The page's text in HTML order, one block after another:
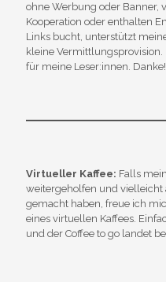
ohne Werbung oder Banner,
Kooperation oder enthalten
Links bucht, unterstützt
kleine
für meine Leser:innen. Danke!
Virtueller Kaffee: Falls
weitergeholfen und vielleicht
gemacht haben, freue ich
eines virtuellen Kaffees.
und der Coffee to go landet